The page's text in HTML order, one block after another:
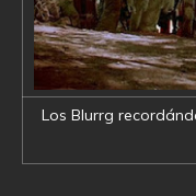
Los Blurrg